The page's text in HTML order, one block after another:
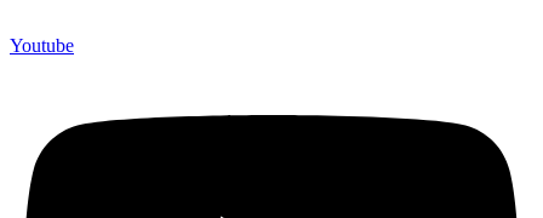
Youtube